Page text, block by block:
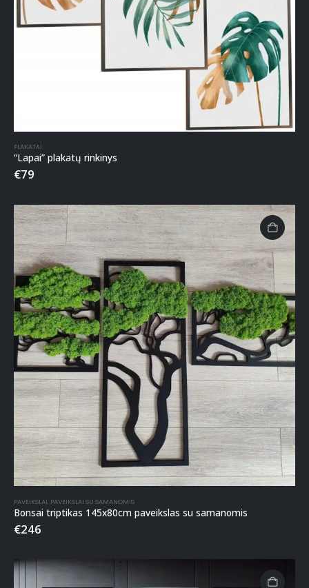
PLAKATAI
“Lapai” plakatų rinkinys
€79
PAVEIKSLAI, PAVEIKSLAI SU SAMANOMIS
Bonsai triptikas 145x80cm paveikslas su samanomis
€246